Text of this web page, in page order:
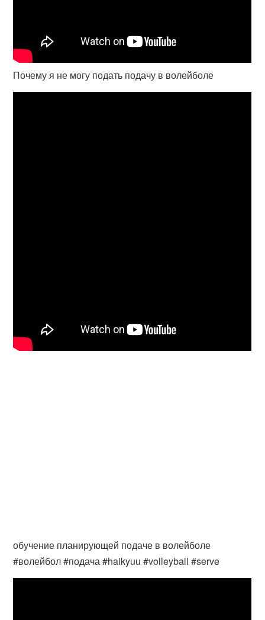
Почему я не могу подать подачу в волейболе
обучение планирующей подаче в волейболе
#волейбол #подача #haikyuu #volleyball #serve